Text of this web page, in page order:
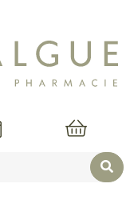
Mon